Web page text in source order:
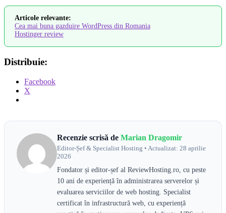
Articole relevante:
Cea mai buna gazduire WordPress din Romania
Hostinger review
Distribuie:
Facebook
X
Recenzie scrisă de Marian Dragomir
Editor-Șef & Specialist Hosting • Actualizat: 28 aprilie
2026
Fondator și editor-șef al ReviewHosting.ro, cu peste
10 ani de experiență în administrarea serverelor și
evaluarea serviciilor de web hosting. Specialist
certificat în infrastructură web, cu experiență